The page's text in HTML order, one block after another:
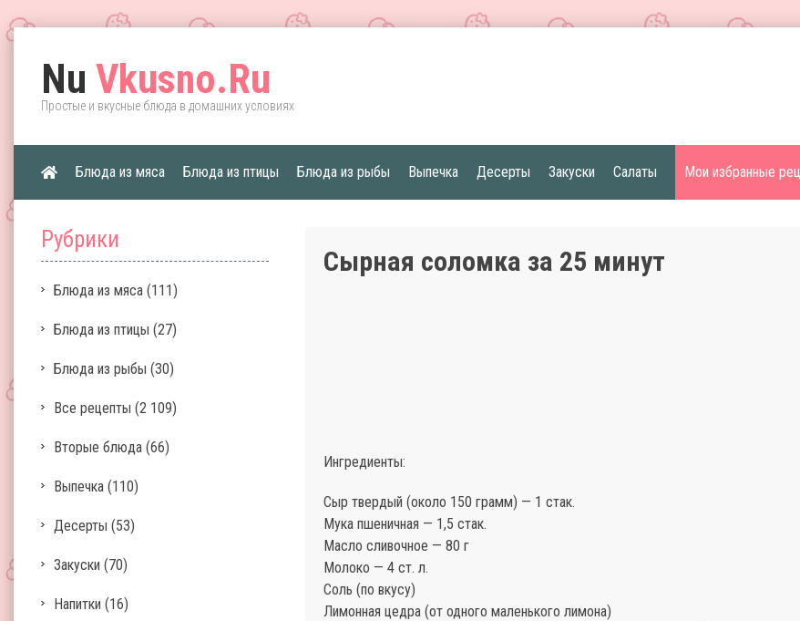
Nu Vkusno.Ru
Простые и вкусные блюда в домашних условиях
Блюда из мяса Блюда из птицы Блюда из рыбы Выпечка Десерты Закуски Салаты Мои избранные
Рубрики
Блюда из мяса (111)
Блюда из птицы (27)
Блюда из рыбы (30)
Все рецепты (2 109)
Вторые блюда (66)
Выпечка (110)
Десерты (53)
Закуски (70)
Напитки (16)
Сырная соломка за 25 минут
Ингредиенты:
Сыр твердый (около 150 грамм) — 1 стак.
Мука пшеничная — 1,5 стак.
Масло сливочное — 80 г
Молоко — 4 ст. л.
Соль (по вкусу)
Лимонная цедра (от одного маленького лимона)